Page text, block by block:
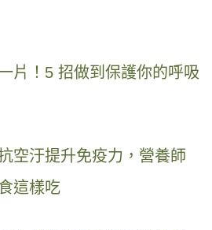
片！5 招做到保護你的呼吸
空汙提升免疫力，營養師
這樣吃